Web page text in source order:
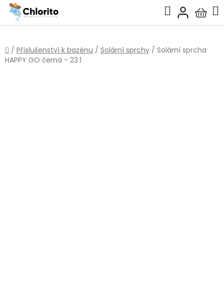
Přejít
obsah
Hledat
košík
Domů
/ Příslušenství k bazénu / Solární sprchy / Solární sprcha
HAPPY GO černá - 23 l